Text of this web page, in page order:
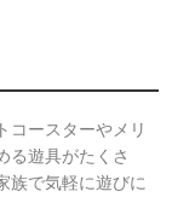
コースターやメリ
る遊具がたくさ
族で気軽に遊びに